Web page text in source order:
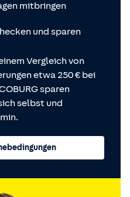
mitbringen
und sparen
Vergleich von
etwa 250 € bei
sparen
selbst und